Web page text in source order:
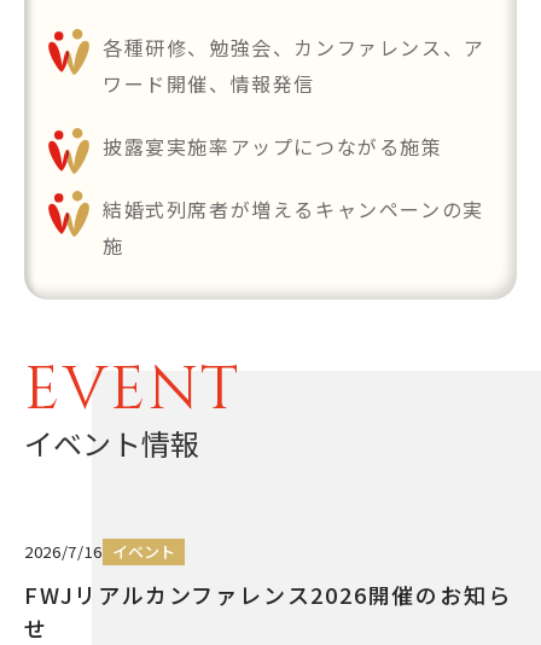
各種研修、勉強会、カンファレンス、ア
ワード開催、情報発信
披露宴実施率アップにつながる施策
結婚式列席者が増えるキャンペーンの実
施
EVENT
イベント情報
2026/7/16 イベント
FWJリアルカンファレンス2026開催のお知ら
せ